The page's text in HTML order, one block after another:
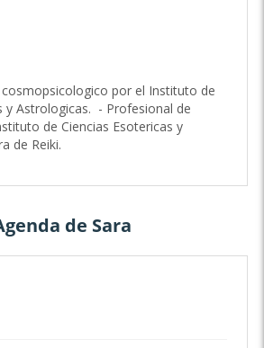
buena voluntad para todo aquel que
problemas con total sinceridad,
el don que me brinda dar mensajes al
saber de sus seres queridos que
por el Instituto de
y Astrologicas. - Profesional de
de Ciencias Esotericas y
de Reiki.
de Sara